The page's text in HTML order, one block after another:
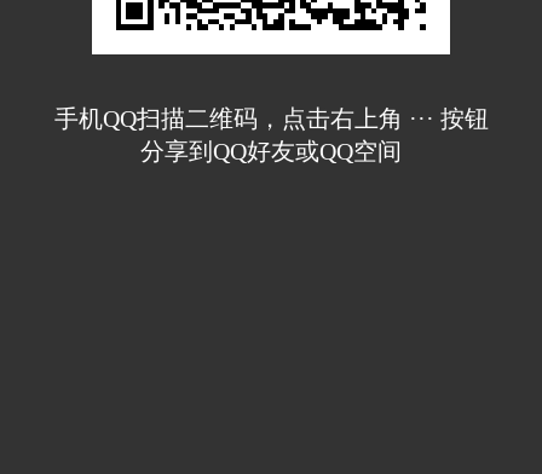
手机QQ扫描二维码，点击右上角 ··· 按钮
分享到QQ好友或QQ空间